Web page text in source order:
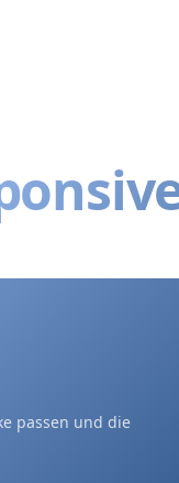
passen und die